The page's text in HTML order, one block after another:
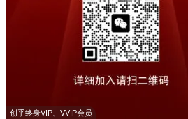
创乎终身VIP、VVIP会员